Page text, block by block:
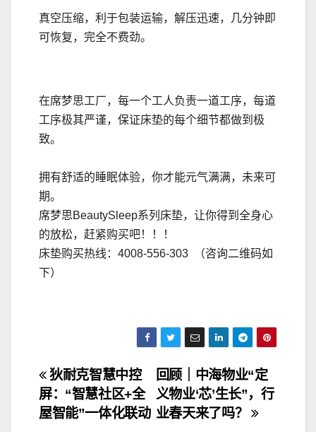
真空压缩，利于包装运输，解压迅速，几分钟即
可恢复，完全不费劲。
在席梦思工厂，每一个工人负责一道工序，每道
工序极其严谨，保证床垫的每个细节都做到极
致。
拥有舒适的睡眠体验，你才能元气满满，未来可
期。
席梦思BeautySleep系列床垫，让你得到全身心
的放松，赶紧购买吧！！！
床垫购买热线：4008-556-303 （咨询二维码如
下）
文
章
回顾｜中海物业“定
义物业‘芯’生长”，行
业春天来了吗？
狄耐克智慧中控
屏：“智慧社区+全
屋智能”一体化联动